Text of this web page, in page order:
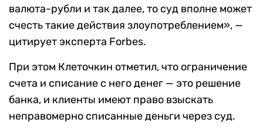
валюта-рубли и так далее, то суд вполне может
счесть такие действия злоупотреблением», —
цитирует эксперта Forbes.
При этом Клеточкин отметил, что ограничение
счета и списание с него денег — это решение
банка, и клиенты имеют право взыскать
неправомерно списанные деньги через суд.